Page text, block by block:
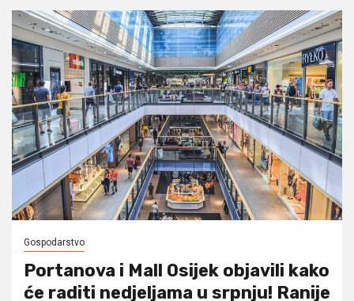
Gospodarstvo
Portanova i Mall Osijek objavili kako
će raditi nedjeljama u srpnju! Ranije